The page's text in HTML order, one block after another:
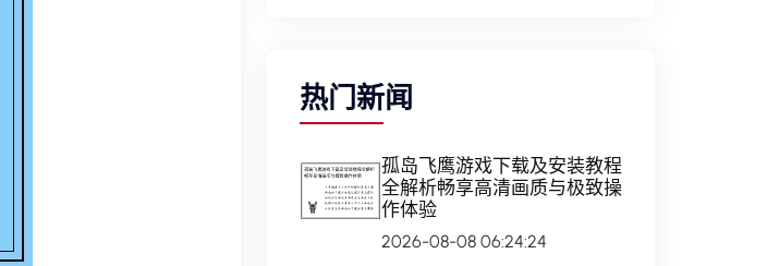
热门新闻
孤岛飞鹰游戏下载及安装教程
全解析畅享高清画质与极致操
作体验
2026-08-08 06:24:24